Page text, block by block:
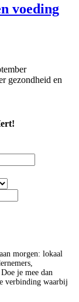
voeding
gezondheid en
morgen: lokaal
je mee dan
verbinding waarbij